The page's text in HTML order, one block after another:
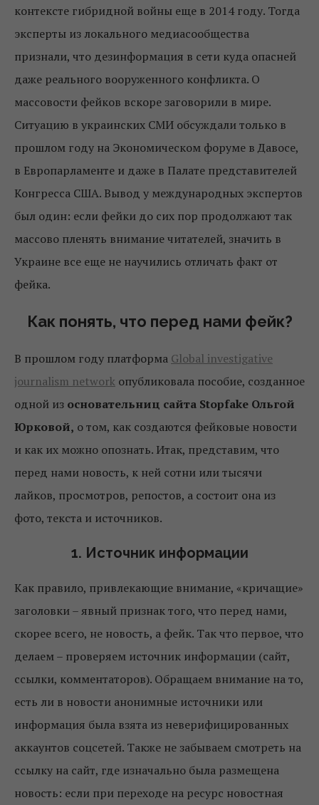
контексте гибридной войны еще в 2014 году. Тогда
эксперты из локального медиасообщества
признали, что дезинформация в сети куда опасней
даже реального вооруженного конфликта. О
массовости фейков вскоре заговорили в мире.
Ситуацию в украинских СМИ обсуждали только в
прошлом году на Экономическом форуме в Давосе,
в Европарламенте и даже в Палате представителей
Конгресса США. Вывод у международных экспертов
был один: если фейки до сих пор продолжают так
массово пленять внимание читателей, значить в
Украине все еще не научились отличать факт от
фейка.
Как понять, что перед нами фейк?
В прошлом году платформа Global investigative
journalism network опубликовала пособие, созданное
одной из основательниц сайта Stopfake Ольгой
Юрковой, о том, как создаются фейковые новости
и как их можно опознать. Итак, представим, что
перед нами новость, к ней сотни или тысячи
лайков, просмотров, репостов, а состоит она из
фото, текста и источников.
1. Источник информации
Как правило, привлекающие внимание, «кричащие»
заголовки – явный признак того, что перед нами,
скорее всего, не новость, а фейк. Так что первое, что
делаем – проверяем источник информации (сайт,
ссылки, комментаторов). Обращаем внимание на то,
есть ли в новости анонимные источники или
информация была взята из неверифицированных
аккаунтов соцсетей. Также не забываем смотреть на
ссылку на сайт, где изначально была размещена
новость: если при переходе на ресурс новостная